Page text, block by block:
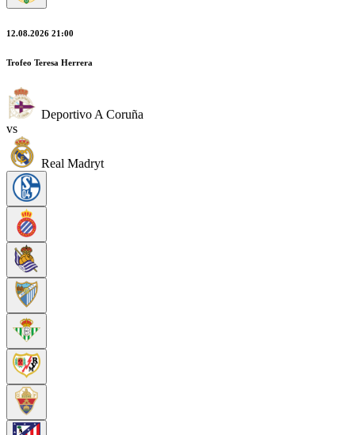
12.08.2026 21:00
Trofeo Teresa Herrera
Deportivo A Coruña
vs
Real Madryt